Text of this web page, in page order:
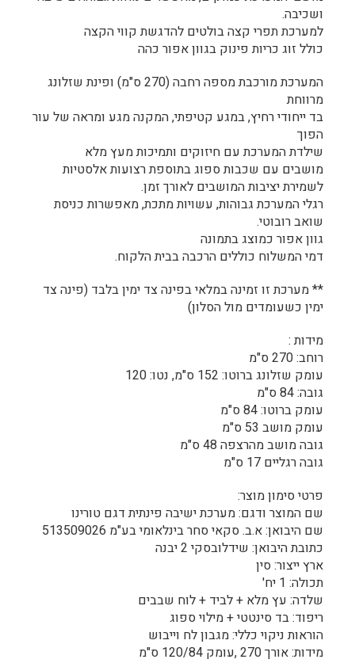
ושכיבה.
למערכת תפרי קצה בולטים להדגשת קווי הקצה
כולל זוג כריות פינוק בגוון אפור כהה
המערכת מורכבת מספה רחבה (270 ס"מ) ופינת שזלונג
מרווחת
בד ייחודי רחיץ, במגע קטיפתי, המקנה מגע ומראה של עור
הפוך
שילדת המערכת עם חיזוקים ותמיכות מעץ מלא
מושבים עם שכבות ספוג בתוספת רצועות אלסטיות
לשמירת יציבות המושבים לאורך זמן.
רגלי המערכת גבוהות, עשויות מתכת, מאפשרות כניסת
שואב רובוטי.
גוון אפור כמוצג בתמונה
דמי המשלוח כוללים הרכבה בבית הלקוח.
** מערכת זו זמינה במלאי בפינה צד ימין בלבד (פינה צד
ימין כשעומדים מול הסלון)
מידות :
רוחב: 270 ס"מ
עומק שזלונג ברוטו: 152 ס"מ, נטו: 120
גובה: 84 ס"מ
עומק ברוטו: 84 ס"מ
עומק מושב 53 ס"מ
גובה מושב מהרצפה 48 ס"מ
גובה רגליים 17 ס"מ
פרטי סימון מוצר:
שם המוצר ודגם: מערכת ישיבה פינתית דגם טורינו
שם היבואן: א.ב. סקאי סחר בינלאומי בע"מ 513509026
כתובת היבואן: שידלובסקי 2 יבנה
ארץ ייצור: סין
תכולה: 1 יח'
שלדה: עץ מלא + לביד + לוח שבבים
ריפוד: בד סינטטי + מילוי ספוג
הוראות ניקוי כללי: מגבון לח וייבוש
מידות: אורך 270 ,עומק 120/84 ס"מ